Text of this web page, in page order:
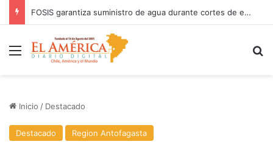
COANIQUEM inicia gira nacional para presentar Manual de Quemaduras a profesionales de la salud
Menú
Inicio / Destacado
Destacado Region Antofagasta